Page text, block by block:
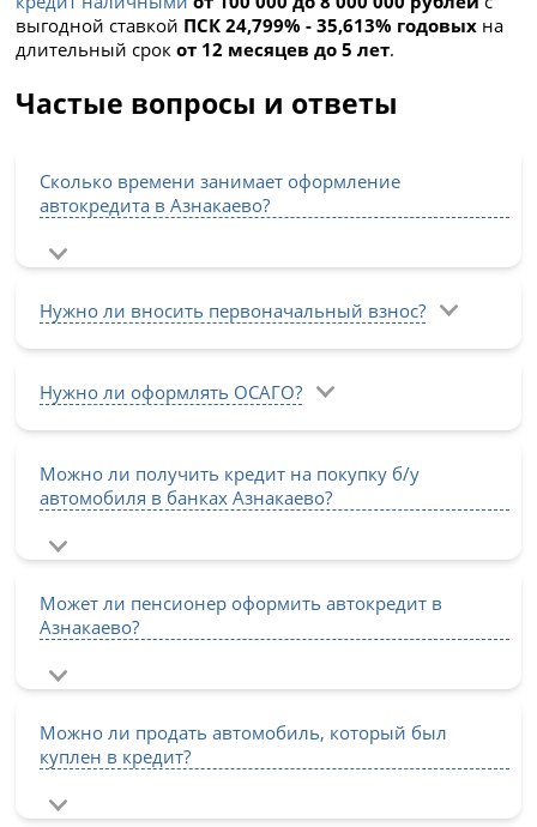
выгодной ставкой ПСК 24,799% - 35,613% годовых на
длительный срокот 12 месяцев до 5 лет.
Частые вопросы и ответы
Сколько времени занимает оформление
автокредита в Азнакаево?
Нужно ли вносить первоначальный взнос?
Нужно ли оформлять ОСАГО?
Можно ли получить кредит на покупку б/у
автомобиля в банках Азнакаево?
Может ли пенсионер оформить автокредит в
Азнакаево?
Можно ли продать автомобиль, который был
куплен в кредит?